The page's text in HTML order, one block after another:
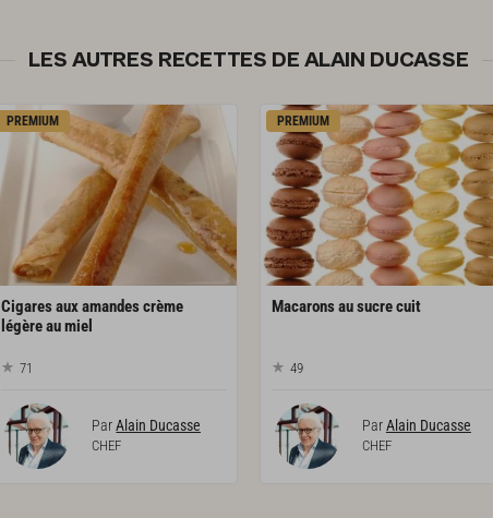
LES AUTRES RECETTES DE ALAIN DUCASSE
PREMIUM
Cigares aux amandes crème
légère au miel
71
ParAlain Ducasse
CHEF
PREMIUM
Macaronsausucrecuit
49
ParAlain Ducasse
CHEF